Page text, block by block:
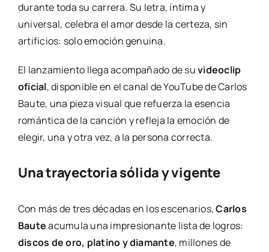
durante toda su carrera. Su letra, íntima y
universal, celebra el amor desde la certeza, sin
artificios: solo emoción genuina.
El lanzamiento llega acompañado de suvideoclip
oficial, disponible en el canal de YouTube de Carlos
Baute, una pieza visual que refuerza la esencia
romántica de la canción y refleja la emoción de
elegir, una y otra vez, a la persona correcta.
Una trayectoria sólida y vigente
Con más de tres décadas en los escenarios,Carlos
Bauteacumula una impresionante lista de logros:
discos de oro, platino y diamante, millones de